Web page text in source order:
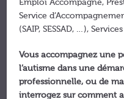
Emploi Accompagné,
Service
(SAIP, SESSAD, …),
Vous accompagnez une
l’autisme dans une
professionnelle, ou de
interrogez sur comment